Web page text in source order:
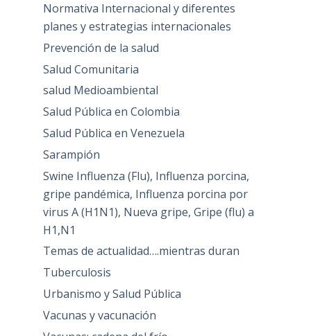
Normativa Internacional y diferentes
planes y estrategias internacionales
Prevención de la salud
Salud Comunitaria
salud Medioambiental
Salud Pública en Colombia
Salud Pública en Venezuela
Sarampión
Swine Influenza (Flu), Influenza porcina,
gripe pandémica, Influenza porcina por
virus A (H1N1), Nueva gripe, Gripe (flu) a
H1,N1
Temas de actualidad….mientras duran
Tuberculosis
Urbanismo y Salud Pública
Vacunas y vacunación